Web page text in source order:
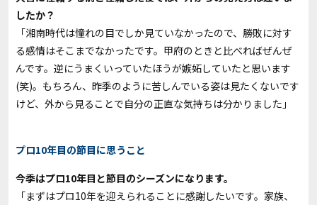
したか？
「湘南時代は憧れの目でしか見ていなかったので、勝敗に対す
る感情はそこまでなかったです。甲府のときと比べればぜんぜ
んです。逆にうまくいっていたほうが嫉妬していたと思います
(笑)。もちろん、昨季のように苦しんでいる姿は見たくないです
けど、外から見ることで自分の正直な気持ちは分かりました」
プロ10年目の節目に思うこと
――今季はプロ10年目と節目のシーズンになります。
「まずはプロ10年を迎えられることに感謝したいです。家族、